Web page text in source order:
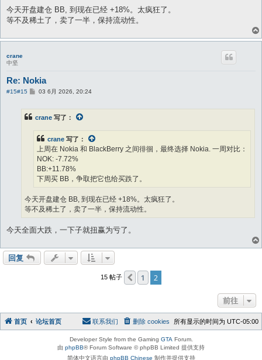
今天开盘建仓 BB, 到现在已经 +18%。太疯狂了。
等不及稀土了，卖了一半，保持流动性。
crane
中坚
Re: Nokia
#15#15
帖
03 6月 2026, 20:24
crane 写了：
crane 写了：
上周在 Nokia 和 BlackBerry 之间徘徊，最终选择 Nokia. 一周对比：
NOK: -7.72%
BB:+11.78%
下周买 BB，争取把它也给买跌了。
今天开盘建仓 BB, 到现在已经 +18%。太疯狂了。
等不及稀土了，卖了一半，保持流动性。
今天全面大跌，一下子就扭赢为亏了。
回复
15 帖子 上一页
1 2
前往
首页 论坛首页 所有显示的时间为 UTC-05:00
删除 cookies
联系我们
Developer Style from the Gaming GTAForum.
由 phpBB® Forum Software © phpBB Limited 提供支持
简体中文语言由 phpBB Chinese 制作并提供支持